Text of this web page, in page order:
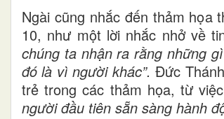
Ngài cũng nhắc đến thảm họa
10, như một lời nhắc nhở về
chúng ta nhận ra rằng những
đó là vì người khác”. Đức
trẻ trong các thảm họa, từ
người đầu tiên sẵn sàng hành